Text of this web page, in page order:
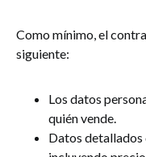
Como mínimo, el
siguiente:
Los datos
quién vende.
Datos